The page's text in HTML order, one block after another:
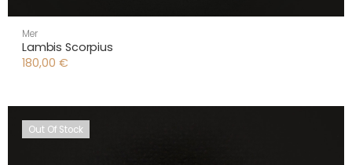
Mer
Lambis Scorpius
180,00 €
Out Of Stock